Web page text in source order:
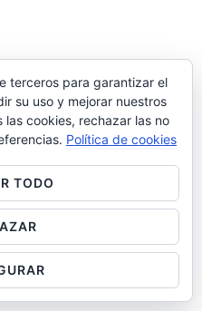
terceros para garantizar el
su uso y mejorar nuestros
cookies, rechazar las no
Política de cookies
TODO